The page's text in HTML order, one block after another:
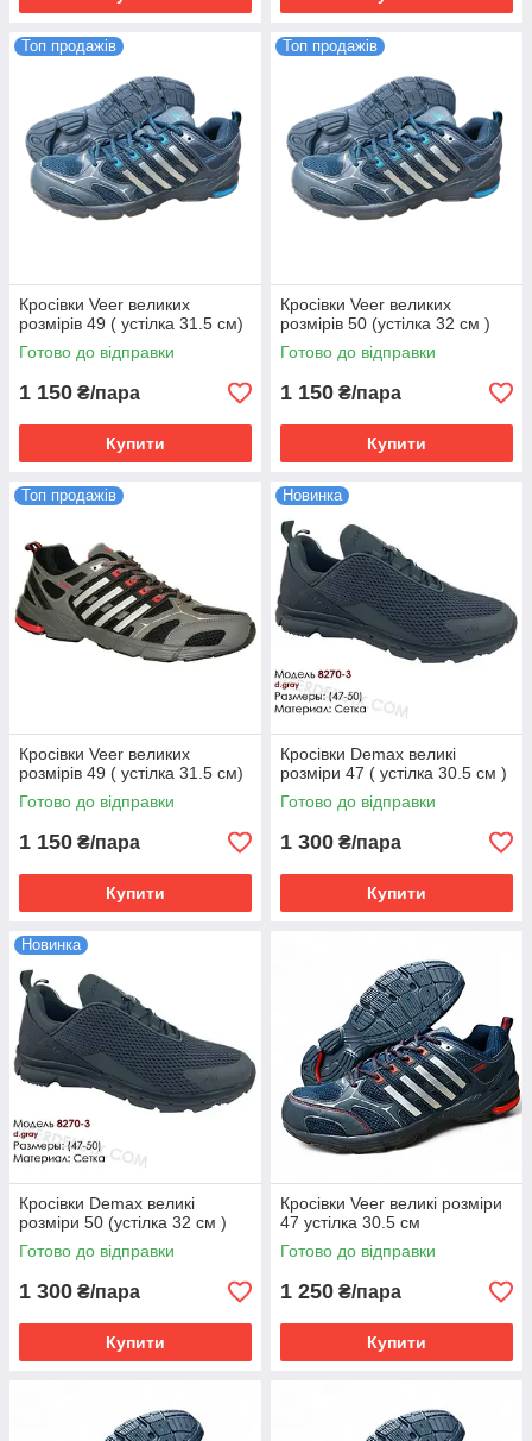
Топ продажів
Кросівки Veer великих
розмірів 49 ( устілка 31.5 см)
Готово до відправки
1 150 ₴/пара
Купити
Топ продажів
Кросівки Veer великих
розмірів 50 (устілка 32 см )
Готово до відправки
1 150 ₴/пара
Купити
Топ продажів
Кросівки Veer великих
розмірів 49 ( устілка 31.5 см)
Готово до відправки
1 150 ₴/пара
Купити
Новинка
Кросівки Demax великі
розміри 47 ( устілка 30.5 см )
Готово до відправки
1 300 ₴/пара
Купити
Новинка
Кросівки Demax великі
розміри 50 (устілка 32 см )
Готово до відправки
1 300 ₴/пара
Купити
Кросівки Veer великі розміри
47 устілка 30.5 см
Готово до відправки
1 250 ₴/пара
Купити